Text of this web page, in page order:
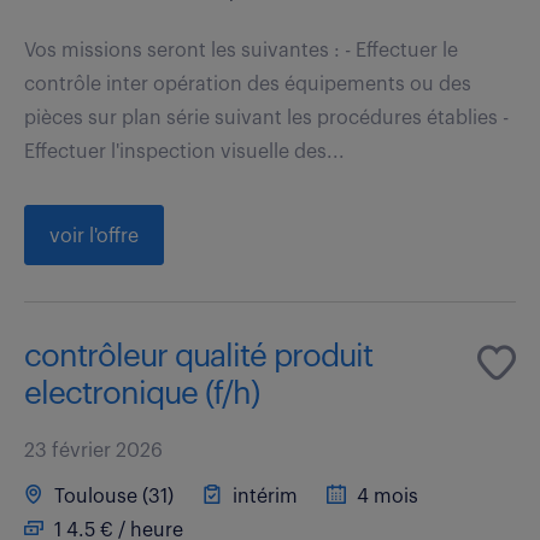
Vos missions seront les suivantes : - Effectuer le
contrôle inter opération des équipements ou des
pièces sur plan série suivant les procédures établies -
Effectuer l'inspection visuelle des...
voir l'offre
contrôleur qualité produit
electronique (f/h)
23 février 2026
Toulouse (31) intérim
4 mois
1 4.5 € / heure